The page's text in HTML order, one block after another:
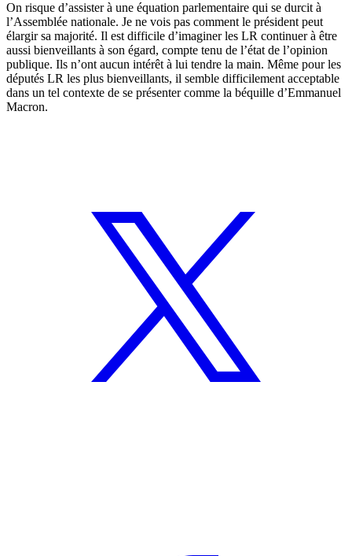
On risque d’assister à une équation parlementaire qui se durcit à
l’Assemblée nationale. Je ne vois pas comment le président peut
élargir sa majorité. Il est difficile d’imaginer les LR continuer à être
aussi bienveillants à son égard, compte tenu de l’état de l’opinion
publique. Ils n’ont aucun intérêt à lui tendre la main. Même pour les
députés LR les plus bienveillants, il semble difficilement acceptable
dans un tel contexte de se présenter comme la béquille d’Emmanuel
Macron.